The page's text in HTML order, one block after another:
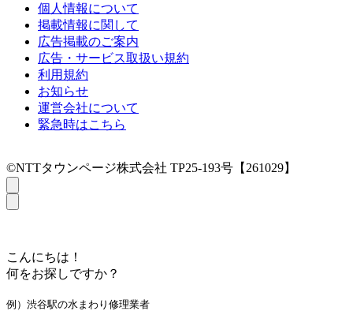
個人情報について
掲載情報に関して
広告掲載のご案内
広告・サービス取扱い規約
利用規約
お知らせ
運営会社について
緊急時はこちら
©NTTタウンページ株式会社 TP25-193号【261029】
こんにちは！
何をお探しですか？
例）渋谷駅の水まわり修理業者